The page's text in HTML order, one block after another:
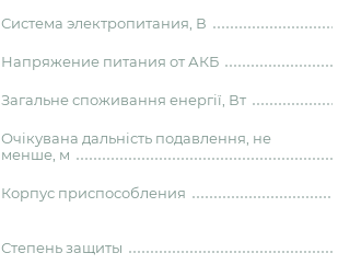
Система электропитания, В
Напряжение питания от АКБ
Загальне споживання енергії, Вт
Очікувана дальність подавлення, не
менше, м
Корпус приспособления
Степень защиты